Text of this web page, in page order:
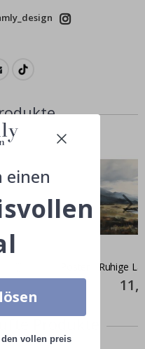
Poster - Ruhige
Price
einen
vollen preis